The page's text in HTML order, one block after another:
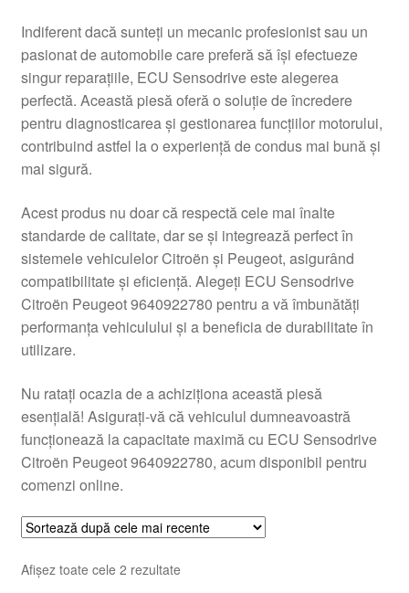
Plățile
Politică de confidențialitate
Procedura de reclamație
Termeni si conditii
Indiferent dacă sunteți un mecanic profesionist sau un
pasionat de automobile care preferă să își efectueze
singur reparațiile, ECU Sensodrive este alegerea
perfectă. Această piesă oferă o soluție de încredere
pentru diagnosticarea și gestionarea funcțiilor motorului,
contribuind astfel la o experiență de condus mai bună și
mai sigură.
Acest produs nu doar că respectă cele mai înalte
standarde de calitate, dar se și integrează perfect în
sistemele vehiculelor Citroën și Peugeot, asigurând
compatibilitate și eficiență. Alegeți ECU Sensodrive
Citroën Peugeot 9640922780 pentru a vă îmbunătăți
performanța vehiculului și a beneficia de durabilitate în
utilizare.
Nu ratați ocazia de a achiziționa această piesă
esențială! Asigurați-vă că vehiculul dumneavoastră
funcționează la capacitate maximă cu ECU Sensodrive
Citroën Peugeot 9640922780, acum disponibil pentru
comenzi online.
Afișez toate cele 2 rezultateSortat